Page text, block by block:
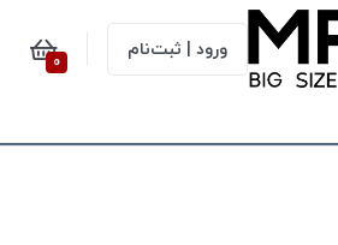
ورود | ثبت‌نام 0